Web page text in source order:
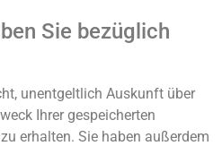
Sie bezüglich
unentgeltlich Auskunft über
Ihrer gespeicherten
erhalten. Sie haben außerdem